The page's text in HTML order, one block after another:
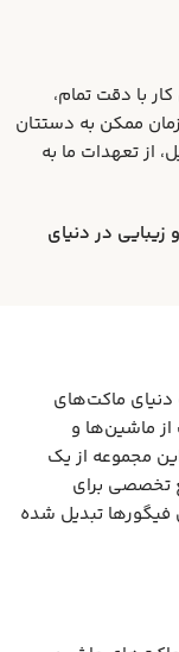
با دقت تمام،
ممکن به دستتان
از تعهدات ما به
زیبایی در دنیای
دنیای ماکت‌های
ماشین‌ها و
مجموعه از یک
تخصصی برای
فیگورها تبدیل شده